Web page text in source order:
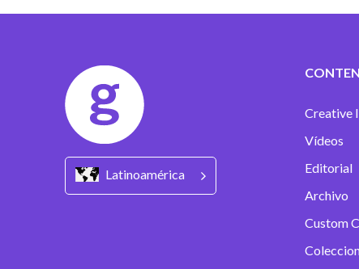
Latinoamérica
Creative
Vídeos
Editorial
Archivo
Custom